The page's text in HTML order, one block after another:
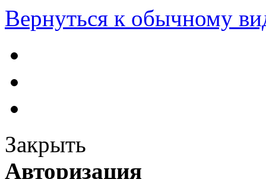
Вернуться к обычному
Закрыть
Авторизация